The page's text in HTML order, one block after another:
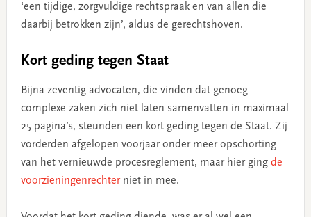
‘een tijdige, zorgvuldige rechtspraak en van allen die
daarbij betrokken zijn’, aldus de gerechtshoven.
Kort geding tegen Staat
Bijna zeventig advocaten, die vinden dat genoeg
complexe zaken zich niet laten samenvatten in maximaal
25 pagina’s, steunden een kort geding tegen de Staat. Zij
vorderden afgelopen voorjaar onder meer opschorting
van het vernieuwde procesreglement, maar hier ging de
voorzieningenrechterniet in mee.